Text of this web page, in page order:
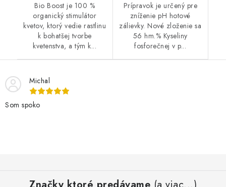
Bio Boost je 100 %
organický stimulátor
kvetov, ktorý vedie rastlinu
k bohatšej tvorbe
kvetenstva, a tým k...
Prípravok je určený pre
zníženie pH hotové
zálievky. Nové zloženie sa
56 hm.% Kyseliny
fosforečnej v p...
Michal
Som spoko